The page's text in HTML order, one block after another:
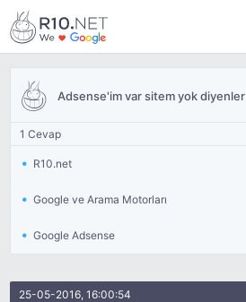
Adsense'im var sitem yok diyenler
1 Cevap
R10.net
Google ve Arama Motorları
Google Adsense
25-05-2016, 16:00:54